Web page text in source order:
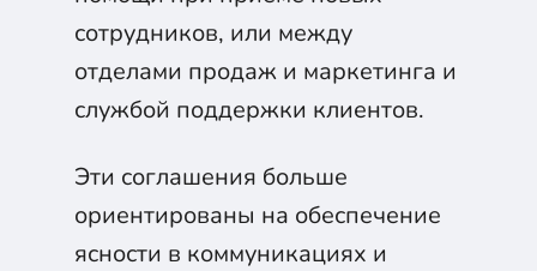
сотрудников, или между
отделами продаж и маркетинга и
службой поддержки клиентов.
Эти соглашения больше
ориентированы на обеспечение
ясности в коммуникациях и